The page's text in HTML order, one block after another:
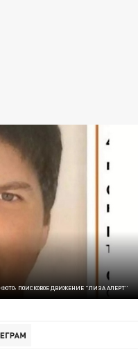
ФОТО: ПОИСКОВОЕ ДВИЖЕНИЕ "ЛИЗА АЛЕРТ"